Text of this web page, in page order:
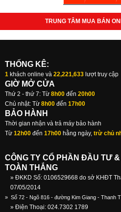
TRUNG TÂM MUA BÁN
THỐNG KÊ:
1 khách online và 22,221,633 lượt truy cập
GIỜ MỞ CỬA
Thứ 2 - thứ 7: Từ 8h00 đến 20h00
Chủ nhật: Từ 8h00 đến 17h00
BẢO HÀNH
Thời gian nhận và trả máy bảo hành
Từ 12h00 đến 17h00 hằng ngày, trừ chủ
CÔNG TY CỔ PHẦN ĐẦU TƯ
TOÀN THẮNG
» ĐKKD Số: 0106529668 do sở KHĐT
07/05/2014
» Số 72 - Ngõ 816 - đường Kim Giang - Thanh
» Điện Thoại: 024.7302 1789